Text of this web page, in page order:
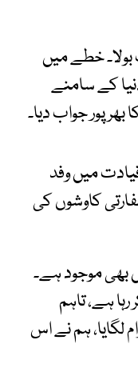
بولا۔ خطے میں
کے سامنے
جواب دیا۔
میں وفد
کاوشوں کی
بھی موجود ہے۔
ہے، تاہم
ہے۔ بھارت نے ایف 16 اڑانے کا الزام لگایا، ہم نے اس